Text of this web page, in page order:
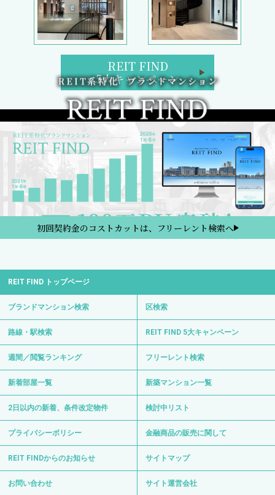
REIT FIND
5大キャンペーン
初回契約金のコストカットは、フリーレント検索へ
REIT FIND トップページ
ブランドマンション検索 区検索
路線・駅検索 REIT FIND 5大キャンペーン
週間／閲覧ランキング フリーレント検索
新着部屋一覧 新築マンション一覧
2日以内の新着、条件改定物件 検討中リスト
プライバシーポリシー 金融商品の販売に関して
REIT FINDからのお知らせ サイトマップ
お問い合わせ サイト運営会社